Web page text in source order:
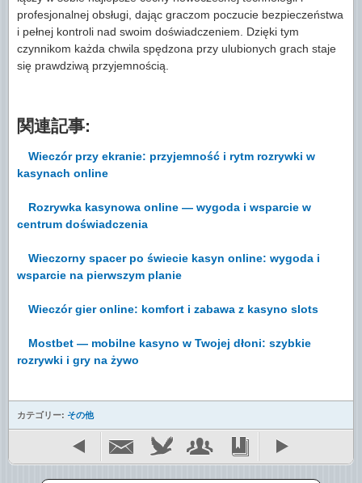
profesjonalnej obsługi, dając graczom poczucie bezpieczeństwa
i pełnej kontroli nad swoim doświadczeniem. Dzięki tym
czynnikom każda chwila spędzona przy ulubionych grach staje
się prawdziwą przyjemnością.
関連記事:
Wieczór przy ekranie: przyjemność i rytm rozrywki w
kasynach online
Rozrywka kasynowa online — wygoda i wsparcie w
centrum doświadczenia
Wieczorny spacer po świecie kasyn online: wygoda i
wsparcie na pierwszym planie
Wieczór gier online: komfort i zabawa z kasyno slots
Mostbet — mobilne kasyno w Twojej dłoni: szybkie
rozrywki i gry na żywo
カテゴリー: その他